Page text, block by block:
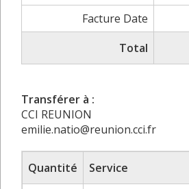
Facture Date
Total
Transférer à :
CCI REUNION
emilie.natio@reunion.cci.fr
Quantité Service